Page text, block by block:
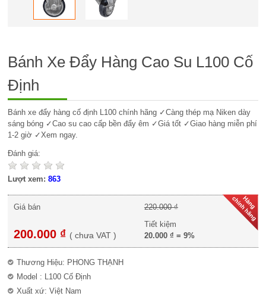
Bánh Xe Đẩy Hàng Cao Su L100 Cố
Định
Bánh xe đẩy hàng cố định L100 chính hãng ✓Càng thép mạ Niken dày
sáng bóng ✓Cao su cao cấp bền đẩy êm ✓Giá tốt ✓Giao hàng miễn phí
1-2 giờ ✓Xem ngay.
Đánh giá:
Lượt xem:863
Giá bán
200.000 ₫ (chưa VAT )
220.000 ₫
Tiết kiệm
20.000 ₫ = 9%
Thương Hiệu: PHONG THẠNH
Model : L100 Cố Định
Xuất xứ: Việt Nam